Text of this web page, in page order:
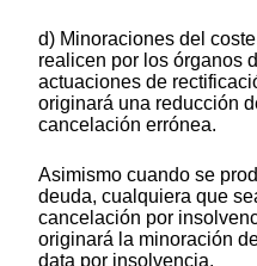
d) Minoraciones del
realicen por los órganos
actuaciones de
originará una reducción
cancelación errónea.
Asimismo cuando se
deuda, cualquiera que
cancelación por
originará la minoración
data por insolvencia.